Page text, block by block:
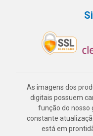
As imagens dos
digitais possuem
função do nosso
constante
está em